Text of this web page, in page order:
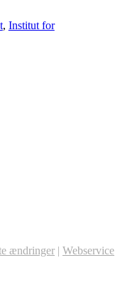
, Institut for
ændringer | Webservice